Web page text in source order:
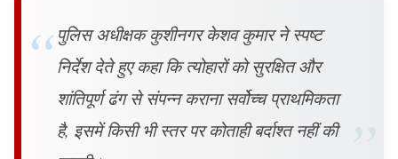
पुलिस अधीक्षक कुशीनगर केशव कुमार ने स्पष्ट
निर्देश देते हुए कहा कि त्योहारों को सुरक्षित और
शांतिपूर्ण ढंग से संपन्न कराना सर्वोच्च प्राथमिकता
है, इसमें किसी भी स्तर पर कोताही बर्दाश्त नहीं की